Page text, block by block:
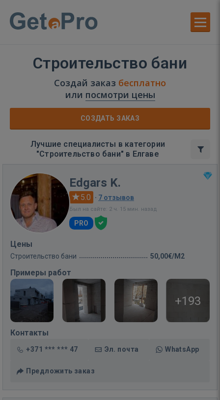
Строительство бани
Создай заказ бесплатно
или посмотри цены
СОЗДАТЬ ЗАКАЗ
Лучшие специалисты в категории
"Строительство бани" в Елгаве
Edgars K.
5.0 · 7 отзывов
Был на сайте: 2 ч. 15 мин. назад
PRO
Цены
Строительство бани 50,00€/M2
Примеры работ
+193
Контакты
+371 *** *** 47 Эл. почта WhatsApp
Предложить заказ